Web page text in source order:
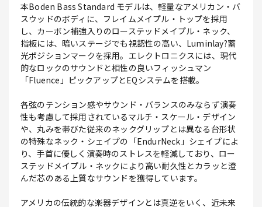
本Boden Bass Standard モデルは、軽量なアメリカン・バ
スウッドのボディに、フレイムメイプル・トップを採用
し、カーボン補強入りのローステッドメイプル・ネック、
指板には、暗いステージでも視認性の高い、Luminlay?蓄
光ポジションマークを採用。エレクトロニクスには、現代
的なロックのサウンドと相性の良いフィッシュマン
「Fluence」ピックアップとEQシステムを搭載。
各弦のテンション感やサウンド・バランスのみならず演奏
性も考慮して採用されているマルチ・スケール・デザイン
や、丸みを帯びた従来のネックグリップとは異なる台形状
の特殊なネック・シェイプの「EndurNeck」シェイプによ
り、手首に優しく演奏時のストレスを軽減しており、ロー
ステッドメイプル・ネックにより高い耐久性とカラッと澄
んだ芯のある上質なサウンドを獲得しています。
アメリカの伝統的な楽器デザインとは真逆をいく、近未来